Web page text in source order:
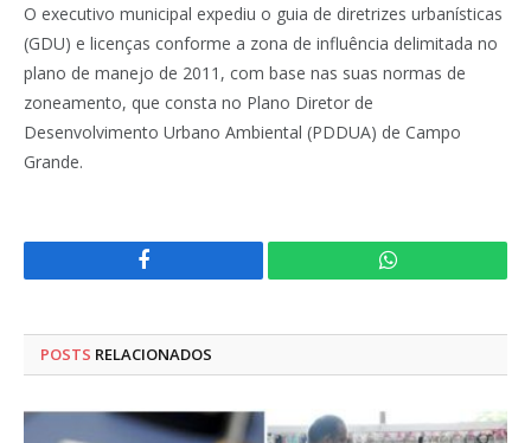
O executivo municipal expediu o guia de diretrizes urbanísticas
(GDU) e licenças conforme a zona de influência delimitada no
plano de manejo de 2011, com base nas suas normas de
zoneamento, que consta no Plano Diretor de
Desenvolvimento Urbano Ambiental (PDDUA) de Campo
Grande.
Facebook WhatsApp
POSTS RELACIONADOS